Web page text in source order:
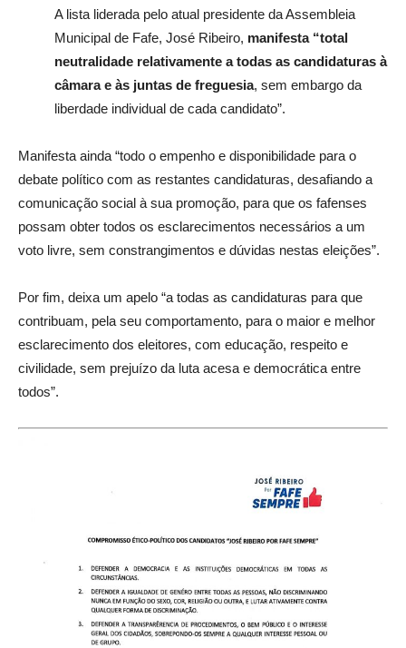
A lista liderada pelo atual presidente da Assembleia
Municipal de Fafe, José Ribeiro, manifesta “total
neutralidade relativamente a todas as candidaturas à
câmara e às juntas de freguesia, sem embargo da
liberdade individual de cada candidato”.
Manifesta ainda “todo o empenho e disponibilidade para o
debate político com as restantes candidaturas, desafiando a
comunicação social à sua promoção, para que os fafenses
possam obter todos os esclarecimentos necessários a um
voto livre, sem constrangimentos e dúvidas nestas eleições”.
Por fim, deixa um apelo “a todas as candidaturas para que
contribuam, pela seu comportamento, para o maior e melhor
esclarecimento dos eleitores, com educação, respeito e
civilidade, sem prejuízo da luta acesa e democrática entre
todos”.